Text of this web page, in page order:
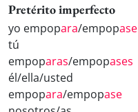
Pretérito imperfecto
yo empopara/empopase
tú
empoparas/empopases
él/ella/usted
empopara/empopase